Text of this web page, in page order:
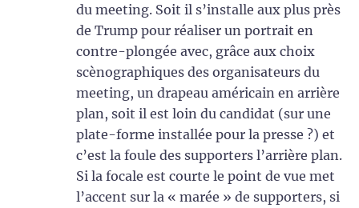
du meeting. Soit il s’installe aux plus près
de Trump pour réaliser un portrait en
contre-plongée avec, grâce aux choix
scènographiques des organisateurs du
meeting, un drapeau américain en arrière
plan, soit il est loin du candidat (sur une
plate-forme installée pour la presse ?) et
c’est la foule des supporters l’arrière plan.
Si la focale est courte le point de vue met
l’accent sur la « marée » de supporters, si